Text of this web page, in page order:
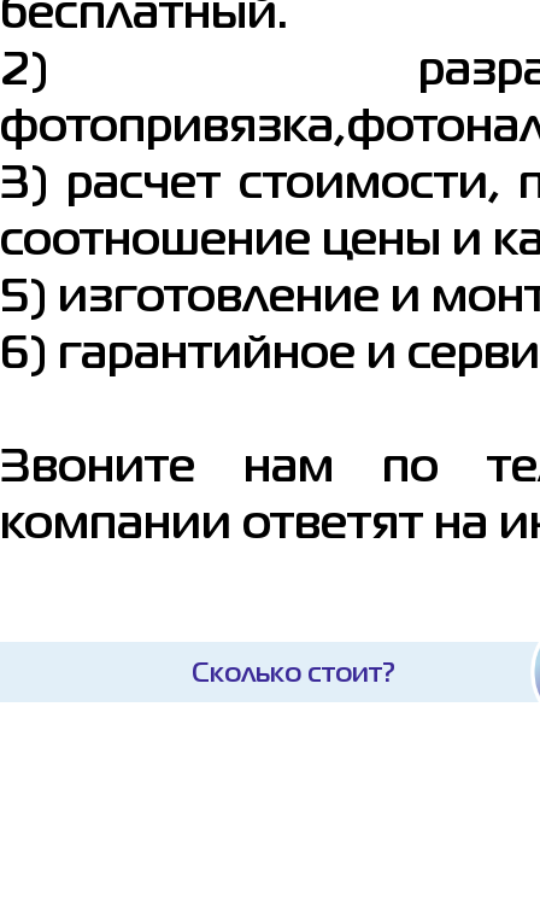
бесплатный.
2)
3) расчет стоимости,
соотношение цены и
5) изготовление и
6) гарантийное и
Звоните нам по
компании ответят на
Сколько стоит?